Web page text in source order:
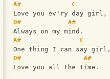
A#
C
Love you ev'ry day girl,
D#
A#
Always on my mind.
A#
C
One thing I can say girl,
D#
A#
Love you all the time.